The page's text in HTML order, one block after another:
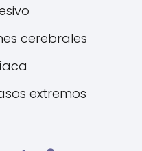
cerebrales
extremos